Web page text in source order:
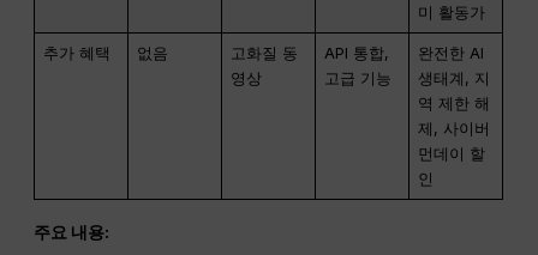
미 활동가
추가 혜택 없음
고화질 동
영상
API 통합,
고급 기능
완전한 AI
생태계, 지
역 제한 해
제, 사이버
먼데이 할
인
주요 내용: